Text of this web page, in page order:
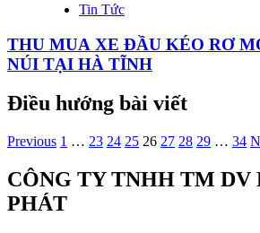
Tin Tức
THU MUA XE ĐẦU KÉO RƠ
NÚI TẠI HÀ TĨNH
Điều hướng bài viết
Previous 1 … 23 24 25 26 27 28 29 … 34
CÔNG TY TNHH TM DV
PHÁT